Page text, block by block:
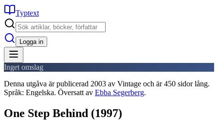
Typtext
Logga in
Inget omslag
Denna utgåva är publicerad 2003 av Vintage och är 450 sidor lång.
Språk: Engelska. Översatt av Ebba Segerberg.
One Step Behind (1997)